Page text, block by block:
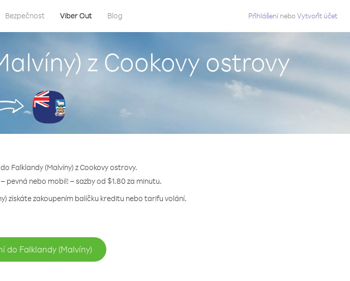
Bezpečnost Viber Out Blog Přihlášení neboVytvořit účet
z Cookovy ostrovy
Falklandy (Malvíny) z Cookovy ostrovy.
pevná nebo mobil! – sazby od $1.80 za minutu.
získáte zakoupením balíčku kreditu nebo tarifu volání.
do Falklandy (Malvíny)